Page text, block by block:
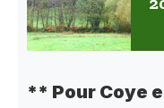
** Pour Coye